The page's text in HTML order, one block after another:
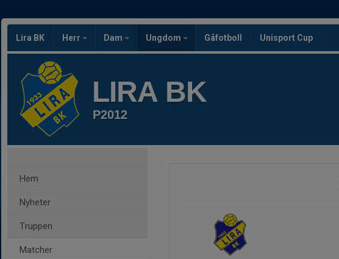
Lira BK Herr Dam Ungdom Gåfotboll Unisport Cup
LIRA BK
P2012
Hem
Nyheter
Truppen
Matcher